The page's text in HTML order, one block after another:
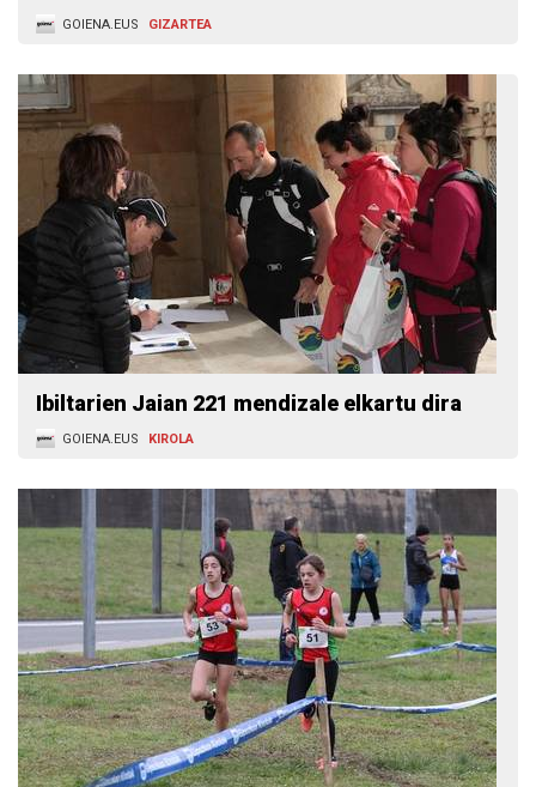
GOIENA.EUS GIZARTEA
Ibiltarien Jaian 221 mendizale elkartu dira
GOIENA.EUS KIROLA